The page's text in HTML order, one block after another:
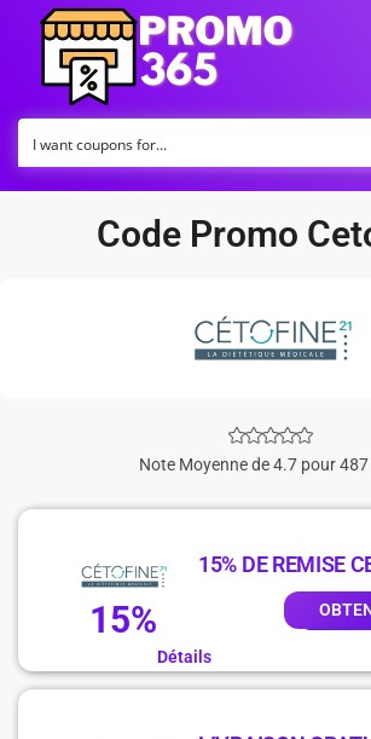
Code Promo
Note Moyenne de 4.7 pour
15%
15% DE REMISE
Détails